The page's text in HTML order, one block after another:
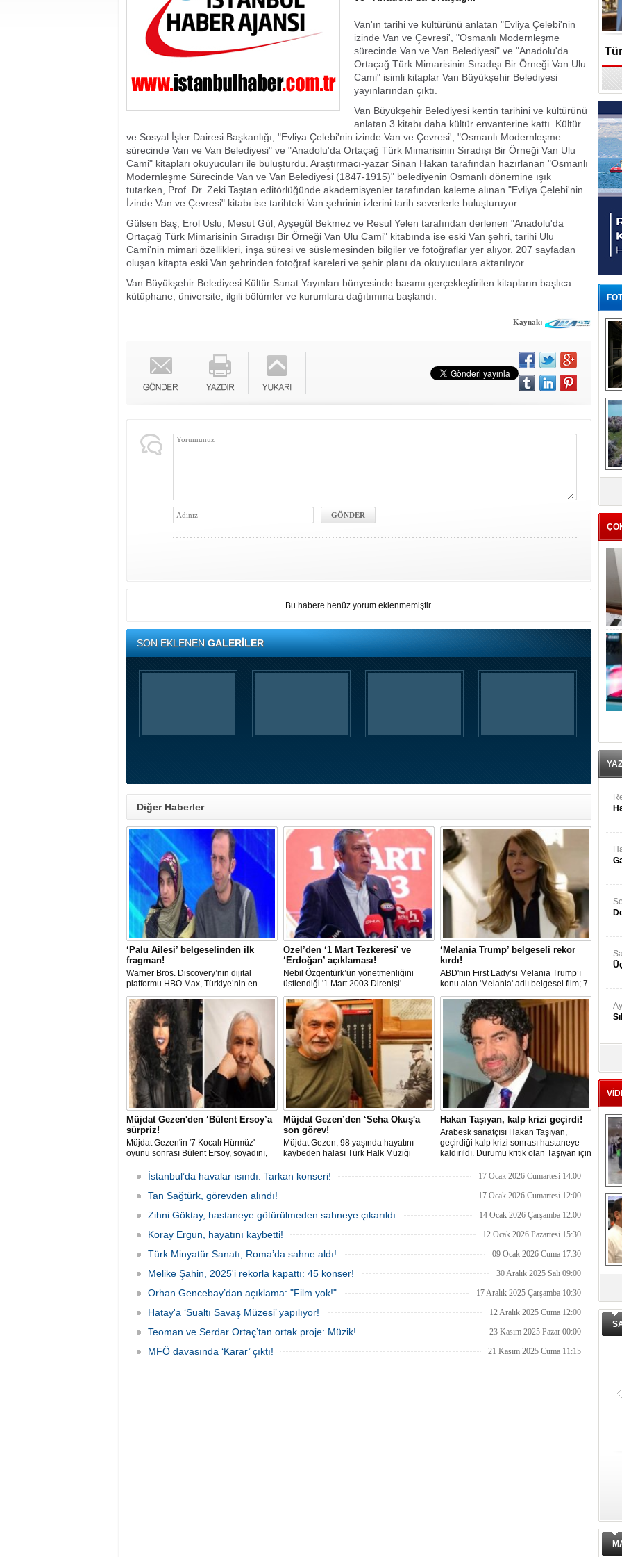
Van'ın tarihi ve kültürünü anlatan "Evliya Çelebi'nin
izinde Van ve Çevresi', "Osmanlı Modernleşme
sürecinde Van ve Van Belediyesi" ve "Anadolu'da
Ortaçağ Türk Mimarisinin Sıradışı Bir Örneği Van Ulu
Cami" isimli kitaplar Van Büyükşehir Belediyesi
yayınlarından çıktı.
Van Büyükşehir Belediyesi kentin tarihini ve kültürünü
anlatan 3 kitabı daha kültür envanterine kattı. Kültür
ve Sosyal İşler Dairesi Başkanlığı, "Evliya Çelebi'nin izinde Van ve Çevresi', "Osmanlı Modernleşme
sürecinde Van ve Van Belediyesi" ve "Anadolu'da Ortaçağ Türk Mimarisinin Sıradışı Bir Örneği Van Ulu
Cami" kitapları okuyucuları ile buluşturdu. Araştırmacı-yazar Sinan Hakan tarafından hazırlanan "Osmanlı
Modernleşme Sürecinde Van ve Van Belediyesi (1847-1915)" belediyenin Osmanlı dönemine ışık
tutarken, Prof. Dr. Zeki Taştan editörlüğünde akademisyenler tarafından kaleme alınan "Evliya Çelebi'nin
İzinde Van ve Çevresi" kitabı ise tarihteki Van şehrinin izlerini tarih severlerle buluşturuyor.
Gülsen Baş, Erol Uslu, Mesut Gül, Ayşegül Bekmez ve Resul Yelen tarafından derlenen "Anadolu'da
Ortaçağ Türk Mimarisinin Sıradışı Bir Örneği Van Ulu Cami" kitabında ise eski Van şehri, tarihi Ulu
Cami'nin mimari özellikleri, inşa süresi ve süslemesinden bilgiler ve fotoğraflar yer alıyor. 207 sayfadan
oluşan kitapta eski Van şehrinden fotoğraf kareleri ve şehir planı da okuyuculara aktarılıyor.
Van Büyükşehir Belediyesi Kültür Sanat Yayınları bünyesinde basımı gerçekleştirilen kitapların başlıca
kütüphane, üniversite, ilgili bölümler ve kurumlara dağıtımına başlandı.
Kaynak:
Bu habere henüz yorum eklenmemiştir.
SON EKLENENGALERİLER
Diğer Haberler
‘Palu Ailesi’ belgeselinden ilk
fragman!
Warner Bros. Discovery’nin dijital
platformu HBO Max, Türkiye’nin en
sarsıcı kriminal vakalarından biri olan
Palu Ailesi dosyasını yeniden gündeme
taşıyor. Belgeselden fragman gelirken,
müebbet hapis cezası alan Tuncer
Ustael'in yıllar sonra konuşması sosyal
medyada gündem oldu.
Özel’den ‘1 Mart Tezkeresi' ve
‘Erdoğan’ açıklaması!
Nebil Özgentürk’ün yönetmenliğini
üstlendiği '1 Mart 2003 Direnişi'
belgeselinin ilk gösterimine katılan
Özgür Özel, burada “Yine aynı Amerika;
bu sefer Trump, yine masum çocuklar
bombardımanla öldürülürken,
Müslüman kanı dökülürken bugün
Türkiye’de yine o gün Irak’ta
yaşananlara "Evet" diyen Recep Tayyip
Erdoğan iktidarda" açıklamasında
bulundu.
‘Melania Trump’ belgeseli rekor
kırdı!
ABD'nin First Lady’si Melania Trump’ı
konu alan 'Melania' adlı belgesel film; 7
milyon Dolarlık açılış hasılatıyla son 10
yılın en yüksek gişeli belgesel açılışına
imza attı.
Müjdat Gezen'den ‘Bülent Ersoy’a
sürpriz!
Müjdat Gezen'in '7 Kocalı Hürmüz'
oyunu sonrası Bülent Ersoy, soyadını,
"Müjdat, 'Erkoç çok sert geldi, biraz
yumuşaktım" ifadelerini kullandı. Öte
assolistinin Ersoy olacağını açıkladı.
Müjdat Gezen’den ‘Seha Okuş'a
son görev!
Müjdat Gezen, 98 yaşında hayatını
kaybeden halası Türk Halk Müziği
katıldı. Taziye dileklerini ilettikten sonra
usta oyuncunun maske taktığı görüldü.
Hakan Taşıyan, kalp krizi geçirdi!
Arabesk sanatçısı Hakan Taşıyan,
geçirdiği kalp krizi sonrası hastaneye
kaldırıldı. Durumu kritik olan Taşıyan için
gerekiyorsa yapılması yönünde talimat
İstanbul’da havalar ısındı: Tarkan konseri! 17 Ocak 2026 Cumartesi 14:00
Tan Sağtürk, görevden alındı! 17 Ocak 2026 Cumartesi 12:00
Zihni Göktay, hastaneye götürülmeden sahneye çıkarıldı 14 Ocak 2026 Çarşamba 12:00
Koray Ergun, hayatını kaybetti! 12 Ocak 2026 Pazartesi 15:30
Türk Minyatür Sanatı, Roma’da sahne aldı! 09 Ocak 2026 Cuma 17:30
Melike Şahin, 2025'i rekorla kapattı: 45 konser! 30 Aralık 2025 Salı 09:00
Orhan Gencebay’dan açıklama: "Film yok!" 17 Aralık 2025 Çarşamba 10:30
Hatay'a ‘Sualtı Savaş Müzesi’ yapılıyor! 12 Aralık 2025 Cuma 12:00
Teoman ve Serdar Ortaç’tan ortak proje: Müzik! 23 Kasım 2025 Pazar 00:00
MFÖ davasında ‘Karar’ çıktı! 21 Kasım 2025 Cuma 11:15
Türk Voleybolu, Avrupa ve Akdeniz'in
En Prestijli Ödül Töreninde Yeniden
Onur Konuğu
başlatılan 'Soruşturma' kapsamında
Samsun ve Ordu’da eş zamanlı
operasyon düzenlendi. Aralarında 4